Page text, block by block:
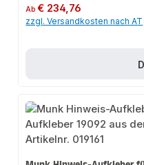
Regulärer Preis:
Ab€ 234,76
zzgl. Versandkosten nach AT